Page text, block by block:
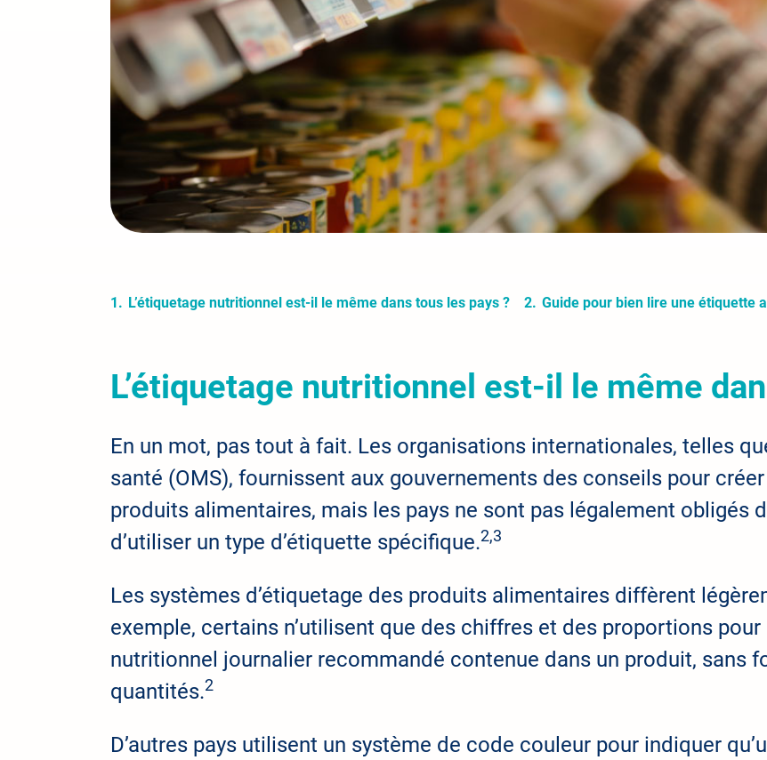
L’étiquetage nutritionnel est-il le même dans tous les pays ? Guide pour bien lire une étiquette
L’étiquetage nutritionnel est-il le même
En un mot, pas tout à fait. Les organisations internationales, telles
santé (OMS), fournissent aux gouvernements des conseils pour
produits alimentaires, mais les pays ne sont pas légalement obligés
d’utiliser un type d’étiquette spécifique.2,3
Les systèmes d’étiquetage des produits alimentaires diffèrent
exemple, certains n’utilisent que des chiffres et des proportions
nutritionnel journalier recommandé contenue dans un produit, sans
quantités.2
D’autres pays utilisent un système de code couleur pour indiquer